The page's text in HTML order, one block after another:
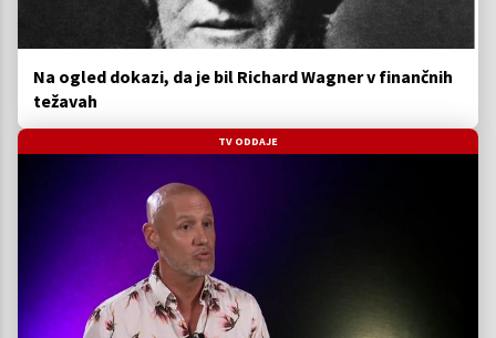
Na ogled dokazi, da je bil Richard Wagner v finančnih
težavah
TV ODDAJE